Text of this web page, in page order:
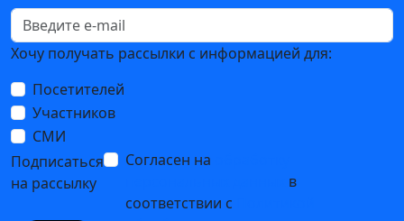
Хочу получать рассылки с информацией для:
Посетителей
Участников
СМИ
Подписаться
на рассылку
Согласен на
в
соответствии с